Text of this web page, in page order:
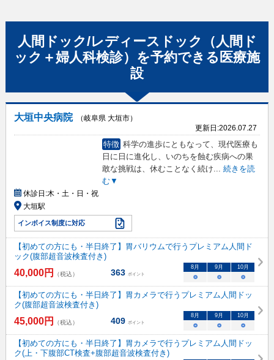
人間ドック/レディースドック（人間ド
ック＋婦人科検診） を予約できる 医療施
設
大垣中央病院
（岐阜県 大垣市）
更新日:2026.07.27
特徴 科学の進歩にともなって、現代医療も
日に日に進化し、いのちを蝕む疾病への果
敢な挑戦は、休むことなく続け... 続きを読
む▼
休診日:木・土・日・祝
大垣駅
インボイス制度に対応
【初めての方にも・半日終了】胃バリウムで行うプレミアム人間ド
ック(腹部超音波検査付き)
40,000円 （税込） 363 ポイント
8月 9月 10月
○ ○ ○
【初めての方にも・半日終了】胃カメラで行うプレミアム人間ドッ
ク(腹部超音波検査付き)
45,000円 （税込） 409 ポイント
8月 9月 10月
○ ○ ○
【初めての方にも・半日終了】胃カメラで行うプレミアム人間ドッ
ク(上・下腹部CT検査+腹部超音波検査付き)